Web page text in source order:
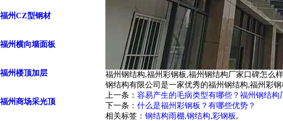
福州CZ型钢材
福州横向墙面板
福州楼顶加层
福州商场采光顶
福州钢结构,福州彩钢板,福州钢结构厂家口碑怎么
钢结构有限公司是一家优秀的福州钢结构,福州彩钢
上一条： 容易产生的毛病类型有哪些？福州钢结构
下一条： 什么是福州彩钢板？有哪些优势？
相关标签： 钢结构雨棚,钢结构,彩钢板,